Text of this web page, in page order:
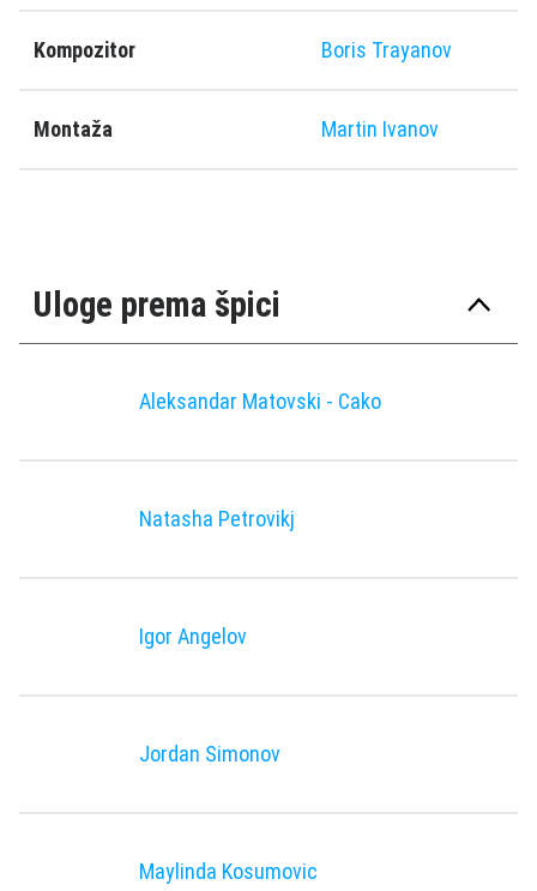
Kompozitor Boris Trayanov
Montaža Martin Ivanov
Uloge prema špici
Aleksandar Matovski - Cako
Natasha Petrovikj
Igor Angelov
Jordan Simonov
Maylinda Kosumovic